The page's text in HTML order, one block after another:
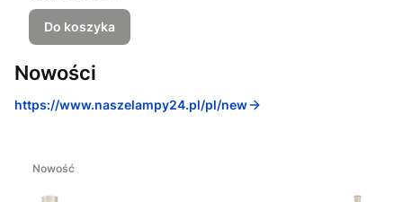
Do koszyka
Nowości
https://www.naszelampy24.pl/pl/new
Nowość